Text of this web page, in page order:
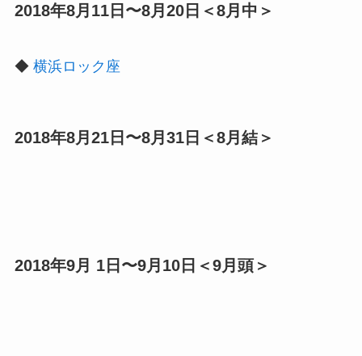
2018年8月11日〜8月20日＜8月中＞
◆ 横浜ロック座
2018年8月21日〜8月31日＜8月結＞
2018年9月 1日〜9月10日＜9月頭＞